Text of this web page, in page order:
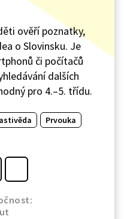
ověří poznatky,
o Slovinsku. Je
či počítačů
dalších
pro 4.–5. třídu.
Prvouka